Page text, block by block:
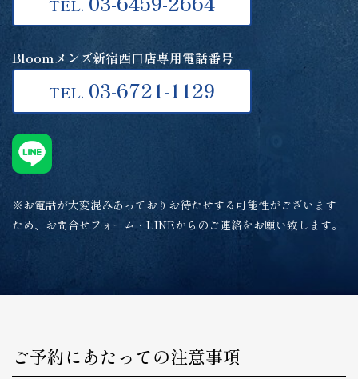
TEL.
Bloomメンズ新宿西口店専用電話番号
TEL. 03-6721-1129
※お電話が大変混みあっておりお待たせする可能性がございます
ため、お問合せフォーム・LINEからのご連絡をお願い致します。
ご予約にあたっての注意事項